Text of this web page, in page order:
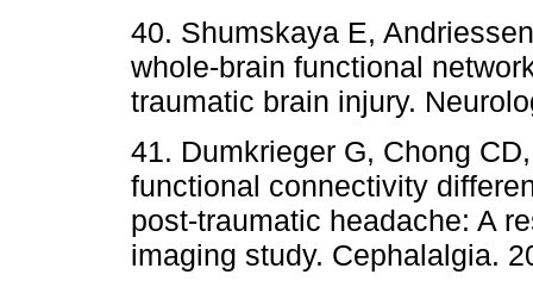
40. Shumskaya E,
whole-brain functional
traumatic brain injury.
41. Dumkrieger G, Chong
functional connectivity
post-traumatic headache: A
imaging study. Cephalalgia.